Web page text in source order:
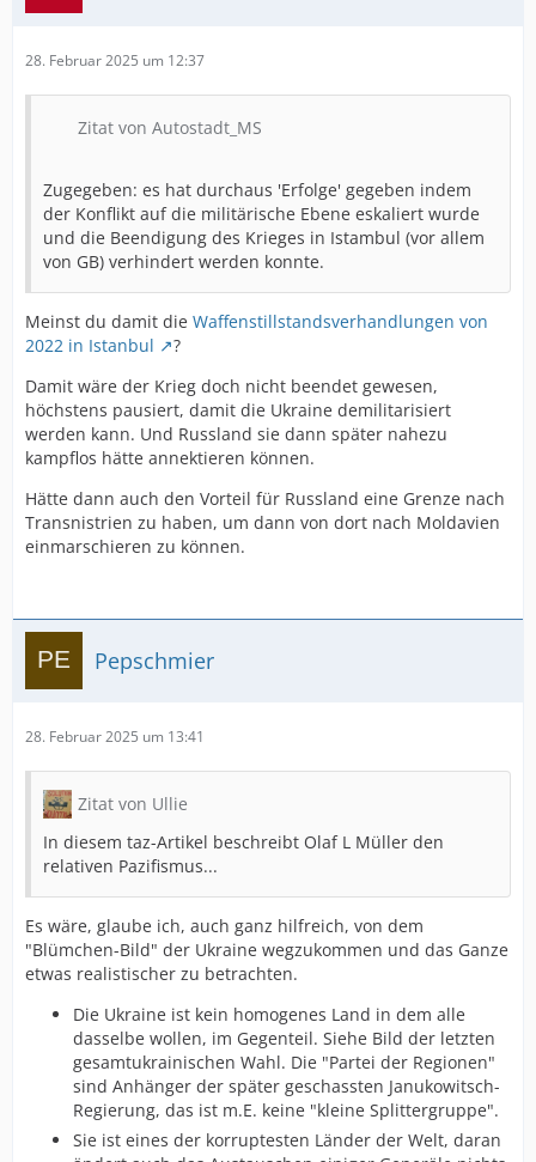
28. Februar 2025 um 12:37
Zitat von Autostadt_MS
Zugegeben: es hat durchaus 'Erfolge' gegeben indem
der Konflikt auf die militärische Ebene eskaliert wurde
und die Beendigung des Krieges in Istambul (vor allem
von GB) verhindert werden konnte.
Meinst du damit die Waffenstillstandsverhandlungen von
2022 in Istanbul
?
Damit wäre der Krieg doch nicht beendet gewesen,
höchstens pausiert, damit die Ukraine demilitarisiert
werden kann. Und Russland sie dann später nahezu
kampflos hätte annektieren können.
Hätte dann auch den Vorteil für Russland eine Grenze nach
Transnistrien zu haben, um dann von dort nach Moldavien
einmarschieren zu können.
Pepschmier
28. Februar 2025 um 13:41
Zitat von Ullie
In diesem taz-Artikel beschreibt Olaf L Müller den
relativen Pazifismus...
Es wäre, glaube ich, auch ganz hilfreich, von dem
"Blümchen-Bild" der Ukraine wegzukommen und das Ganze
etwas realistischer zu betrachten.
Die Ukraine ist kein homogenes Land in dem alle
dasselbe wollen, im Gegenteil. Siehe Bild der letzten
gesamtukrainischen Wahl. Die "Partei der Regionen"
sind Anhänger der später geschassten Janukowitsch-
Regierung, das ist m.E. keine "kleine Splittergruppe".
Sie ist eines der korruptesten Länder der Welt, daran